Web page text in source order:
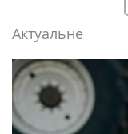
Актуальне